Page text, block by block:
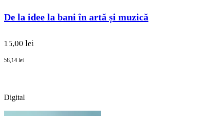
De la idee la bani în artă și muzică
15,00 lei
58,14 lei
Digital